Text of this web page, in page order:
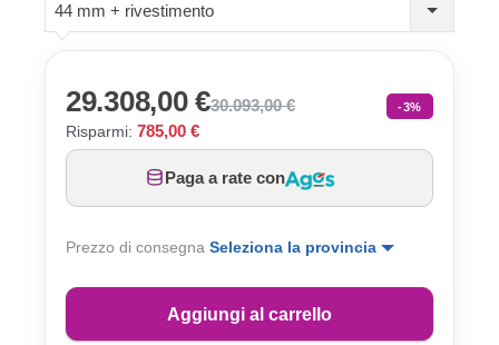
44 mm + rivestimento
29.308,00 €30.093,00 € -3%
Risparmi: 785,00 €
Paga a rate con
Prezzo di consegna Seleziona la provincia
Aggiungi al carrello